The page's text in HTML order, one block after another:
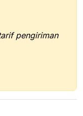
pengiriman